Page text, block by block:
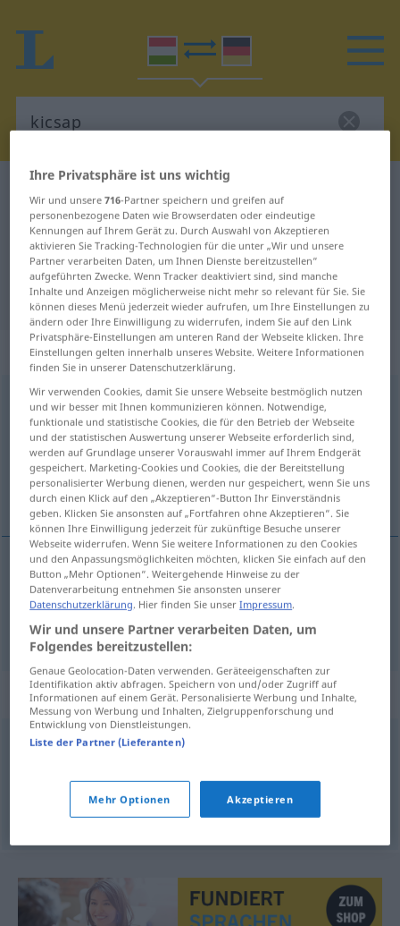
Ungarisch-Deutsch Übersetzung
für "kicsap"
"kicsap" Deutsch Übersetzung
„kicsap“
kicsap
Übersicht aller Übersetzungen
(Für mehr Details die Übersetzung anklicken/antippen)
herausschlagen, hinauswerfen
herausschlagen kicsap
hinauswerfen kicsap
Synonyme für "kicsap"
kiállít
Ihre Privatsphäre ist uns wichtig
Wir und unsere716-Partner speichern und greifen auf
personenbezogene Daten wie Browserdaten oder eindeutige
Kennungen auf Ihrem Gerät zu. Durch Auswahl von Akzeptieren
aktivieren Sie Tracking-Technologien für die unter „Wir und unsere
Partner verarbeiten Daten, um Ihnen Dienste bereitzustellen“
aufgeführten Zwecke. Wenn Tracker deaktiviert sind, sind manche
Inhalte und Anzeigen möglicherweise nicht mehr so relevant für Sie. Sie
können dieses Menü jederzeit wieder aufrufen, um Ihre Einstellungen zu
ändern oder Ihre Einwilligung zu widerrufen, indem Sie auf den Link
Privatsphäre-Einstellungen am unteren Rand der Webseite klicken. Ihre
Einstellungen gelten innerhalb unseres Website. Weitere Informationen
finden Sie in unserer Datenschutzerklärung.
Wir verwenden Cookies, damit Sie unsere Webseite bestmöglich nutzen
und wir besser mit Ihnen kommunizieren können. Notwendige,
funktionale und statistische Cookies, die für den Betrieb der Webseite
und der statistischen Auswertung unserer Webseite erforderlich sind,
werden auf Grundlage unserer Vorauswahl immer auf Ihrem Endgerät
gespeichert. Marketing-Cookies und Cookies, die der Bereitstellung
personalisierter Werbung dienen, werden nur gespeichert, wenn Sie uns
durch einen Klick auf den „Akzeptieren“-Button Ihr Einverständnis
geben. Klicken Sie ansonsten auf „Fortfahren ohne Akzeptieren“. Sie
können Ihre Einwilligung jederzeit für zukünftige Besuche unserer
Webseite widerrufen. Wenn Sie weitere Informationen zu den Cookies
und den Anpassungsmöglichkeiten möchten, klicken Sie einfach auf den
Button „Mehr Optionen“. Weitergehende Hinweise zu der
Datenverarbeitung entnehmen Sie ansonsten unserer
Datenschutzerklärung. Hier finden Sie unserImpressum.
Wir und unsere Partner verarbeiten Daten, um
Folgendes bereitzustellen:
Genaue Geolocation-Daten verwenden. Geräteeigenschaften zur
Identifikation aktiv abfragen. Speichern von und/oder Zugriff auf
Informationen auf einem Gerät. Personalisierte Werbung und Inhalte,
Messung von Werbung und Inhalten, Zielgruppenforschung und
Entwicklung von Dienstleistungen.
Liste der Partner (Lieferanten)
Mehr Optionen Akzeptieren